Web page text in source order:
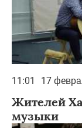
11:01 17
Жителей
музыки